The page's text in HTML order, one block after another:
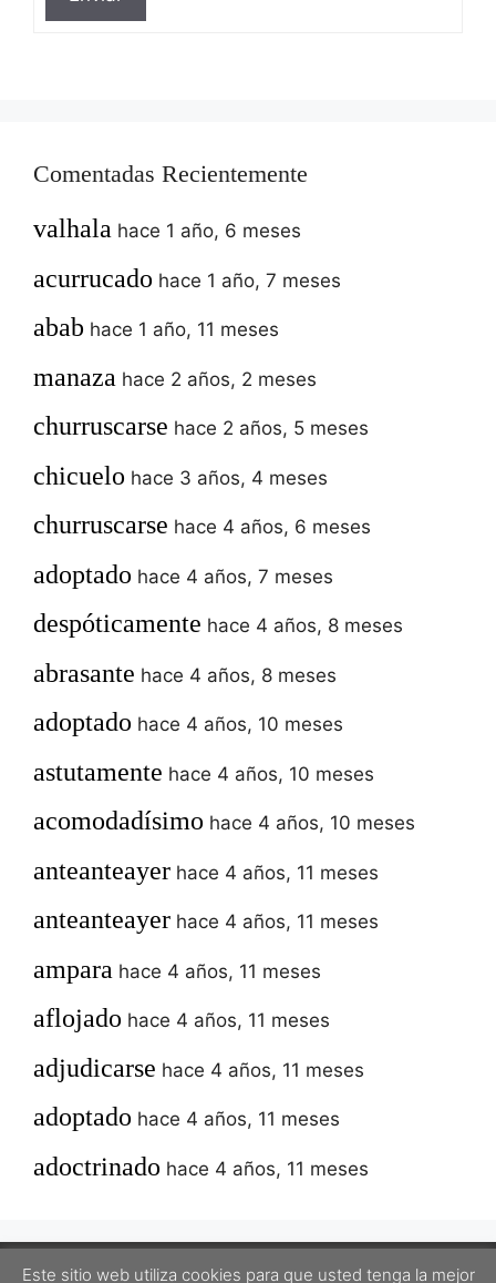
Comentadas Recientemente
valhala hace 1 año, 6 meses
acurrucado hace 1 año, 7 meses
abab hace 1 año, 11 meses
manaza hace 2 años, 2 meses
churruscarse hace 2 años, 5 meses
chicuelo hace 3 años, 4 meses
churruscarse hace 4 años, 6 meses
adoptado hace 4 años, 7 meses
despóticamente hace 4 años, 8 meses
abrasante hace 4 años, 8 meses
adoptado hace 4 años, 10 meses
astutamente hace 4 años, 10 meses
acomodadísimo hace 4 años, 10 meses
anteanteayer hace 4 años, 11 meses
anteanteayer hace 4 años, 11 meses
ampara hace 4 años, 11 meses
aflojado hace 4 años, 11 meses
adjudicarse hace 4 años, 11 meses
adoptado hace 4 años, 11 meses
adoctrinado hace 4 años, 11 meses
Este sitio web utiliza cookies para que usted tenga la mejor